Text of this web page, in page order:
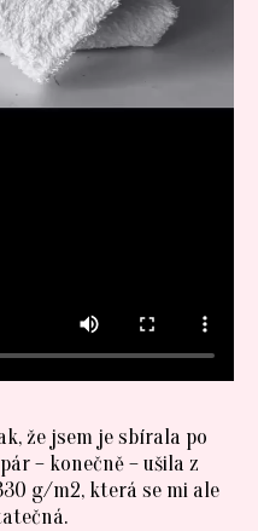
že jsem je sbírala po
– konečně – ušila z
g/m2, která se mi ale